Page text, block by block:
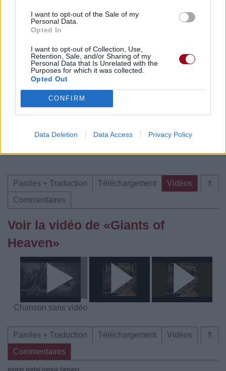
I want to opt-out of the Sale of my
Personal Data.
Opted In
I want to opt-out of Collection, Use,
Retention, Sale, and/or Sharing of my
Personal Data that Is Unrelated with the
Purposes for which it was collected.
Opted Out
CONFIRM
Data Deletion Data Access Privacy Policy
Commentaires
Pour prolonger le plaisir musical :
Vous aimez chanter, apprenez la guitare chez
Télécharger légalement les MP3 sur
Télécharger légalement les MP3 ou trouver le CD sur
Trouver un instrument de musique ou une partition au
⇑
Paroles + Traduction Téléchargement
Vidéos
Commentaires
Voir la vidéo de «Giants of
Heaven»
Chanson sans vidéo
⇑
Paroles + Traduction Téléchargement
Vidéos
Commentaires
power metal heroic fantasy